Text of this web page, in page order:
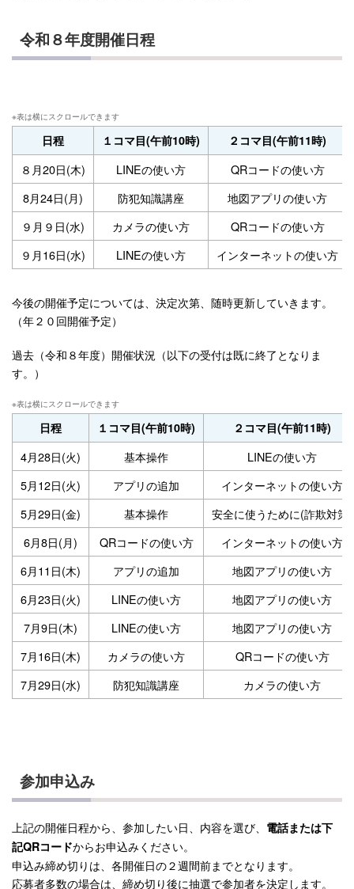
令和８年度開催日程
日程 １コマ目(午前10時) ２コマ目(午前11時)
８月20日(木) LINEの使い方
QRコードの使い方
8月24日(月)
防犯知識講座
地図アプリの使い方
９月９日(水)
カメラの使い方
QRコードの使い方
９月16日(水)
LINEの使い方 インターネットの使い方
今後の開催予定については、決定次第、随時更新していきます。
（年２０回開催予定）
過去（令和８年度）開催状況（以下の受付は既に終了となりま
す。）
日程 １コマ目(午前10時) ２コマ目(午前11時)
4月28日(火) 基本操作
LINEの使い方
5月12日(火)
アプリの追加
インターネットの使い方
5月29日(金)
基本操作
安全に使うために(詐欺対策)
6月8日(月)
QRコードの使い方
インターネットの使い方
6月11日(木)
アプリの追加
地図アプリの使い方
6月23日(火)
LINEの使い方
地図アプリの使い方
7月9日(木)
LINEの使い方
地図アプリの使い方
7月16日(木)
カメラの使い方
QRコードの使い方
7月29日(水)
防犯知識講座 カメラの使い方
参加申込み
上記の開催日程から、参加したい日、内容を選び、 電話または下
記QRコードからお申込みください。
申込み締め切りは、各開催日の２週間前までとなります。
応募者多数の場合は、締め切り後に抽選で参加者を決定します。